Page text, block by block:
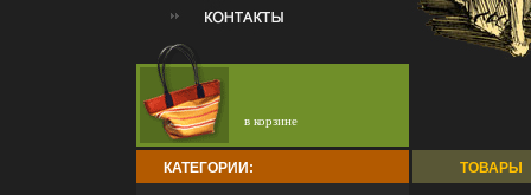
в корзине
КАТЕГОРИИ: ТОВАРЫ